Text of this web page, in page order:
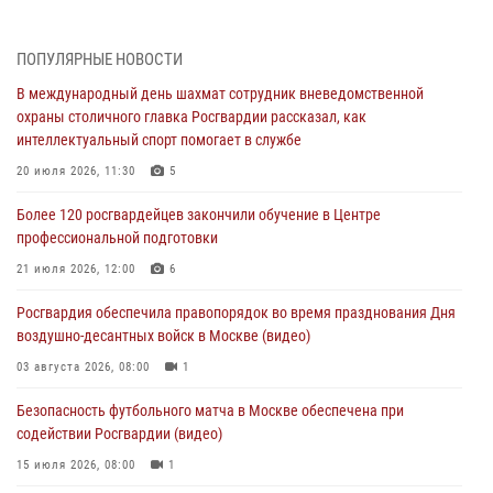
В центре столицы росгвардейцы задержали мужчину, пытавшегося
07 августа 2026, 09:26
Столичное управление вневедомственной охраны Росгвардии
признано лучшим по итогам полугодия на всероссийском
06 августа 2026, 14:59
Столичные росгвардейцы задержали троих мужчин, устроивших
06 августа 2026, 11:20 1
Охрану общественного порядка и безопасность на футбольном
06 августа 2026, 08:30
ПОПУЛЯРНЫЕ НОВОСТИ
В международный день шахмат сотрудник вневедомственной
охраны столичного главка Росгвардии рассказал, как
интеллектуальный спорт помогает в службе
20 июля 2026, 11:30 5
Более 120 росгвардейцев закончили обучение в Центре
профессиональной подготовки
21 июля 2026, 12:00 6
Росгвардия обеспечила правопорядок во время празднования Дня
воздушно-десантных войск в Москве (видео)
03 августа 2026, 08:00 1
Безопасность футбольного матча в Москве обеспечена при
содействии Росгвардии (видео)
15 июля 2026, 08:00 1